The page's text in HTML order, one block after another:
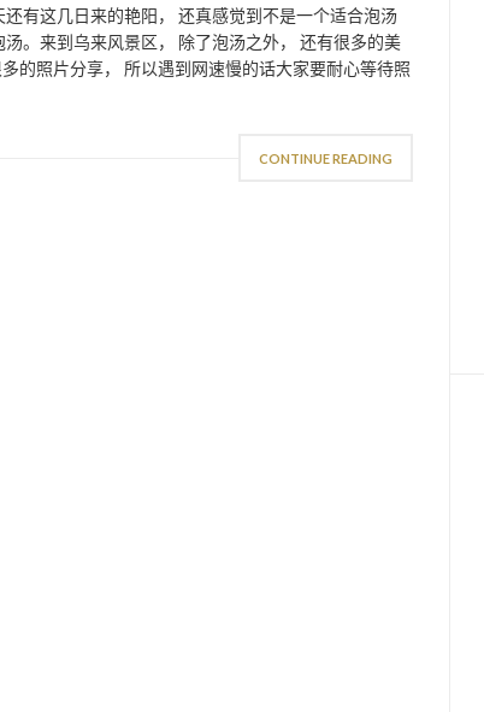
有这几日来的艳阳， 还真感觉到不是一个适合泡汤
。来到乌来风景区， 除了泡汤之外， 还有很多的美
的照片分享， 所以遇到网速慢的话大家要耐心等待照
CONTINUE READING